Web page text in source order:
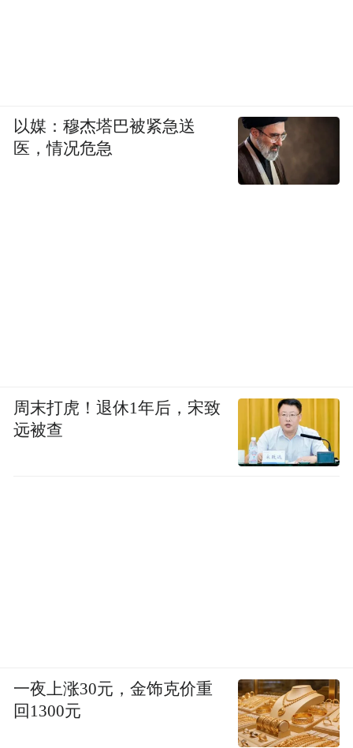
以媒：穆杰塔巴被紧急送
医，情况危急
周末打虎！退休1年后，宋致
远被查
一夜上涨30元，金饰克价重
回1300元